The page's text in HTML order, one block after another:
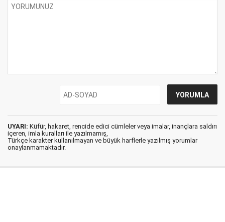
UYARI: Küfür, hakaret, rencide edici cümleler veya imalar, inançlara saldırı
içeren, imla kuralları ile yazılmamış,
Türkçe karakter kullanılmayan ve büyük harflerle yazılmış yorumlar
onaylanmamaktadır.